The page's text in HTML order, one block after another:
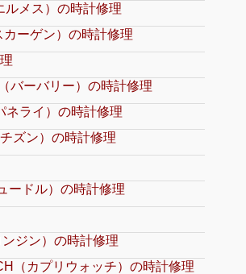
ルメス）の時計修理
ーゲン）の時計修理
バーバリー）の時計修理
ネライ）の時計修理
ズン）の時計修理
ードル）の時計修理
ジン）の時計修理
（カプリウォッチ）の時計修理